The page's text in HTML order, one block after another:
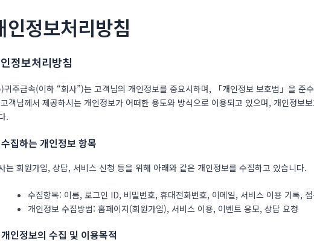
인정보처리방침
정보처리방침
귀주금속(이하 “회사”)는 고객님의 개인정보를 중요시하며, 「개인정보 보호법」을 준
객님께서 제공하시는 개인정보가 어떠한 용도와 방식으로 이용되고 있으며, 개인정보
.
집하는 개인정보 항목
는 회원가입, 상담, 서비스 신청 등을 위해 아래와 같은 개인정보를 수집하고 있습니다.
수집항목: 이름, 로그인 ID, 비밀번호, 휴대전화번호, 이메일, 서비스 이용 기록,
개인정보 수집방법: 홈페이지(회원가입), 서비스 이용, 이벤트 응모, 상담 요청
인정보의 수집 및 이용목적